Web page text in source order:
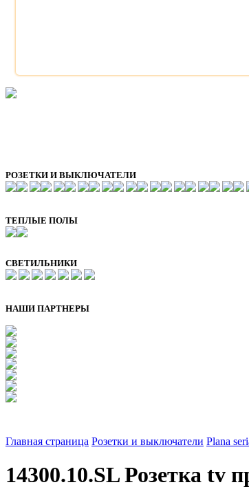
РОЗЕТКИ И ВЫКЛЮЧАТЕЛИ
ТЕПЛЫЕ ПОЛЫ
СВЕТИЛЬНИКИ
НАШИ ПАРТНЕРЫ
Главная страница Розетки и выключатели Plana
14300.10.SL Розетка tv